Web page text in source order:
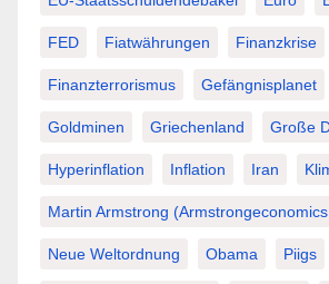
FED Fiatwährungen Finanzkrise
Finanzterrorismus Gefängnisplanet
Goldminen Griechenland Große
Hyperinflation Inflation Iran
Martin Armstrong
Neue Weltordnung Obama Piigs